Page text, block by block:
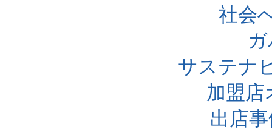
社会
サステナ
加盟店
出店